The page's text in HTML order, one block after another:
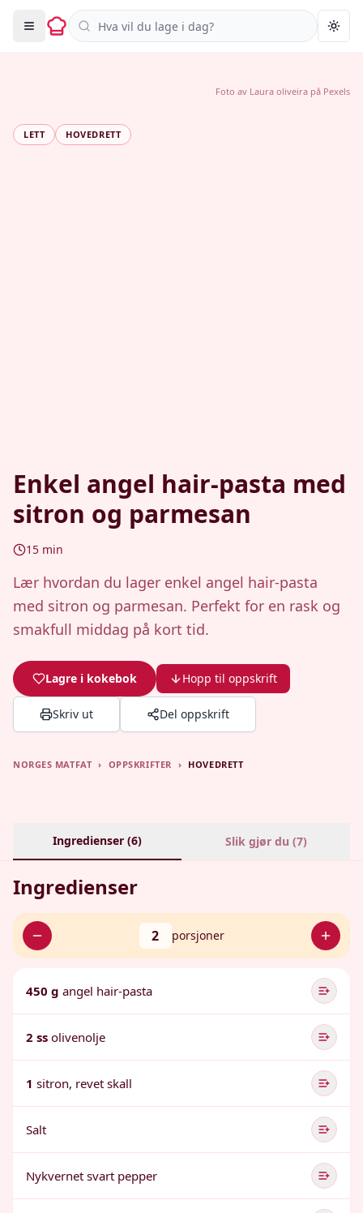
Søk i oppskrifter
LETT HOVEDRETT
Enkel angel hair-pasta med
sitron og parmesan
15 min
Lær hvordan du lager enkel angel hair-pasta
med sitron og parmesan. Perfekt for en rask og
smakfull middag på kort tid.
Lagre i kokebok Hopp til oppskrift
Skriv ut Del oppskrift
Foto av Laura oliveira på Pexels
NORGES MATFAT › OPPSKRIFTER › HOVEDRETT
Ingredienser (6) Slik gjør du (7)
Ingredienser
2 porsjoner
450 g angel hair-pasta
2 ss olivenolje
1 sitron, revet skall
Salt
Nykvernet svart pepper